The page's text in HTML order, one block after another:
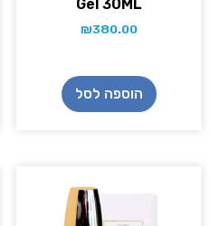
Gel 30ML
₪380.00
הוספה לסל